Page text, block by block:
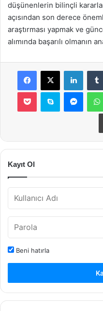
düşünenlerin bilinçli
açısından son derece
araştırması yapmak ve
alımında başarılı olmanın
Facebook
X
Pocket Skype
Kayıt Ol
Beni hatırla